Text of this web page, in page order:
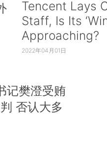
Tencent Lays
Staff, Is Its
Approaching?
2022年04月01日
记樊澄受贿
否认大多